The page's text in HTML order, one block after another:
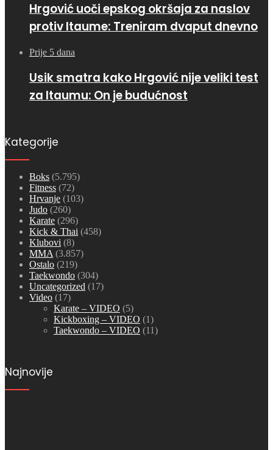
Hrgović uoči epskog okršaja za naslov
protiv Itaume: Treniram dvaput dnevno
Prije 5 dana
Usik smatra kako Hrgović nije veliki test
za Itaumu: On je budućnost
Kategorije
Boks (5.795)
Fitness (72)
Hrvanje (103)
Judo (260)
Karate (296)
Kick & Thai (458)
Klubovi (8)
MMA (3.857)
Ostalo (219)
Taekwondo (304)
Uncategorized (17)
Video (17)
Karate – VIDEO (5)
Kickboxing – VIDEO (1)
Taekwondo – VIDEO (11)
Najnovije